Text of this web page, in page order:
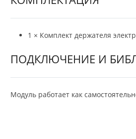
1 × Комплект держателя
ПОДКЛЮЧЕНИЕ И
Модуль работает как